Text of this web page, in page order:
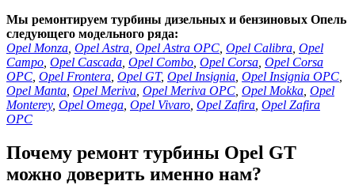
Мы ремонтируем турбины дизельных и бензиновых Опель
следующего модельного ряда:
Opel Monza Opel Astra Opel Astra OPC Opel Calibra Opel
Campo Opel Cascada Opel Combo Opel Corsa Opel Corsa
OPC Opel Frontera Opel GT, Opel Insignia Opel Insignia OPC
Opel Manta Opel Meriva Opel Meriva OPC Opel Mokka Opel
Monterey, Opel Omega Opel Vivaro Opel Zafira Opel Zafira
OPC
Почему ремонт турбины Opel GT
можно доверить именно нам?